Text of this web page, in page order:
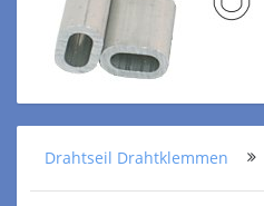
Drahtseil Drahtklemmen